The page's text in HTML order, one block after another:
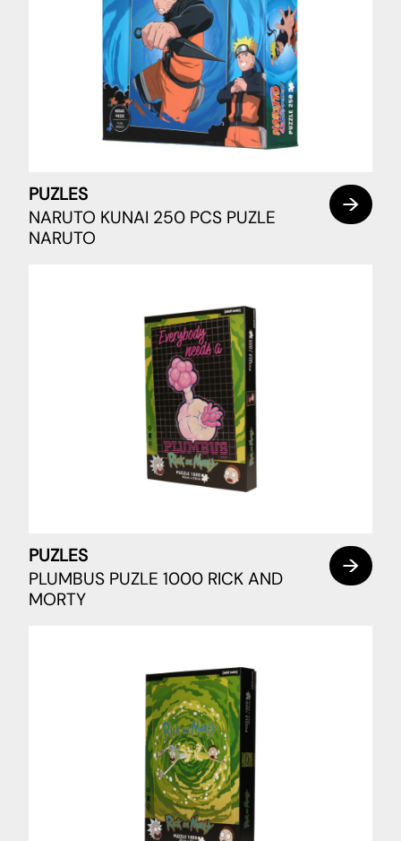
PUZLES
NARUTO KUNAI 250 PCS PUZLE
NARUTO
PUZLES
PLUMBUS PUZLE 1000 RICK AND
MORTY